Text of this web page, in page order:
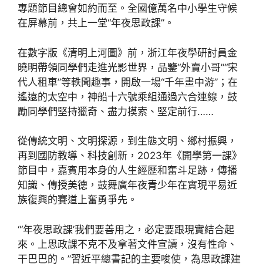
專題節目總會如約而至。全國億萬名中小學生守候
在屏幕前，共上一堂“年夜思政課”。
在數字版《清明上河圖》前，浙江年夜學研討員金
曉明帶領同學們走進光影世界，品鑒“外賣小哥”“宋
代人租車”等軼聞趣事，開啟一場“千年畫中游”；在
遙遠的太空中，神船十六號乘組通過六合連線，鼓
勵同學們堅持獵奇、盡力摸索、堅定前行……
從傳統文明、文明探源，到生態文明、鄉村振興，
再到國防教導、科技創新，2023年《開學第一課》
節目中，嘉賓用本身的人生經歷和奮斗足跡，傳播
知識、傳授美德，鼓舞廣年夜青少年在實現平易近
族復興的賽道上奮勇爭先。
“‘年夜思政課’我們要善用之，必定要跟現實結合起
來。上思政課不克不及拿著文件宣讀，沒有性命、
干巴巴的。”習近平總書記的主要唆使，為思政課建